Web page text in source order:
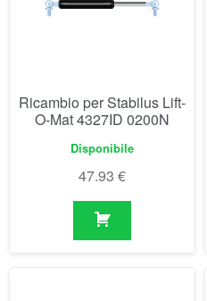
Ricambio per Stabilus Lift-
O-Mat 4327ID 0200N
Disponibile
47.93 €